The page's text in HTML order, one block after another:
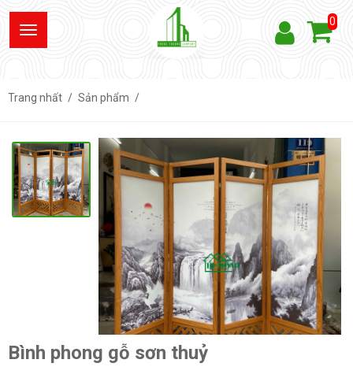
0
Trang nhất Sản phẩm
Bình phong gỗ sơn thuỷ